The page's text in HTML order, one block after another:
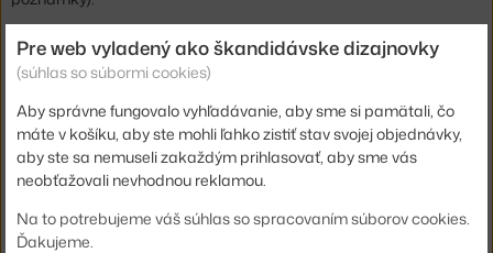
Výška:
83 cm
Výška sedadla:
43 cm
Hĺbka:
60 cm
Výška podrúčok: 25 cm
Šírka:
62,5 cm
Podrúčky:
s podrúčkami
Pre web vyladený ako škandidávske dizajnovky
(súhlas so súbormi cookies)
Aby správne fungovalo vyhľadávanie, aby sme si pamätali, čo
máte v košíku, aby ste mohli ľahko zistiť stav svojej objednávky,
aby ste sa nemuseli zakaždým prihlasovať, aby sme vás
neobťažovali nevhodnou reklamou.
Na to potrebujeme váš súhlas so spracovaním súborov cookies.
Ďakujeme.